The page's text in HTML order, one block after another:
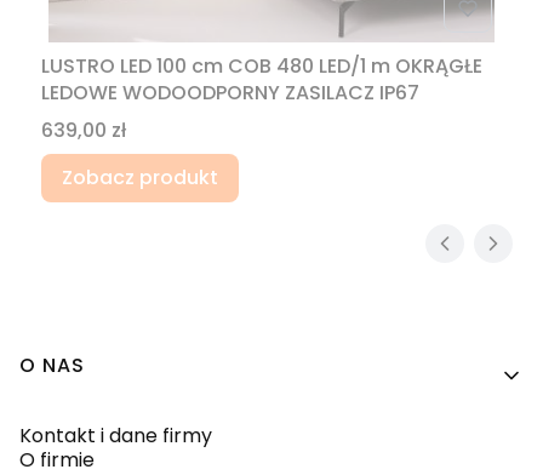
LUSTRO LED 100 cm COB 480 LED/1 m OKRĄGŁE
LEDOWE WODOODPORNY ZASILACZ IP67
Cena
639,00 zł
Zobacz produkt
Linki w stopce
O NAS
Kontakt i dane firmy
O firmie